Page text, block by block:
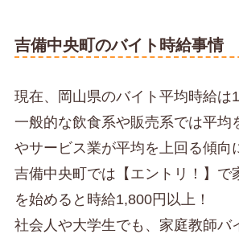
吉備中央町のバイト時給事情
現在、岡山県のバイト平均時給は
一般的な飲食系や販売系では平均
やサービス業が平均を上回る傾向
吉備中央町では【エントリ！】で
を始めると時給1,800円以上！
社会人や大学生でも、家庭教師バ